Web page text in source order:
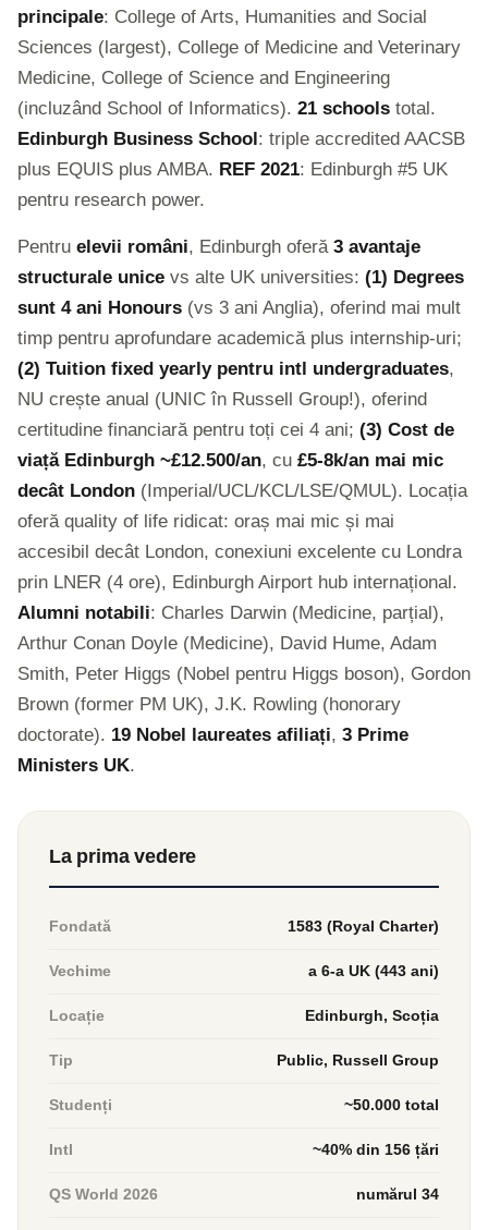
principale: College of Arts, Humanities and Social
Sciences (largest), College of Medicine and Veterinary
Medicine, College of Science and Engineering
(incluzând School of Informatics). 21 schools total.
Edinburgh Business School: triple accredited AACSB
plus EQUIS plus AMBA. REF 2021: Edinburgh #5 UK
pentru research power.
Pentru elevii români, Edinburgh oferă 3 avantaje
structurale unice vs alte UK universities: (1) Degrees
sunt 4 ani Honours (vs 3 ani Anglia), oferind mai mult
timp pentru aprofundare academică plus internship-uri;
(2) Tuition fixed yearly pentru intl undergraduates,
NU crește anual (UNIC în Russell Group!), oferind
certitudine financiară pentru toți cei 4 ani; (3) Cost de
viață Edinburgh ~£12.500/an, cu £5-8k/an mai mic
decât London (Imperial/UCL/KCL/LSE/QMUL). Locația
oferă quality of life ridicat: oraș mai mic și mai
accesibil decât London, conexiuni excelente cu Londra
prin LNER (4 ore), Edinburgh Airport hub internațional.
Alumni notabili: Charles Darwin (Medicine, parțial),
Arthur Conan Doyle (Medicine), David Hume, Adam
Smith, Peter Higgs (Nobel pentru Higgs boson), Gordon
Brown (former PM UK), J.K. Rowling (honorary
doctorate). 19 Nobel laureates afiliați, 3 Prime
Ministers UK.
La prima vedere
Fondată 1583 (Royal Charter)
Vechime a 6-a UK (443 ani)
Locație Edinburgh, Scoția
Tip Public, Russell Group
Studenți ~50.000 total
Intl ~40% din 156 țări
QS World 2026 numărul 34